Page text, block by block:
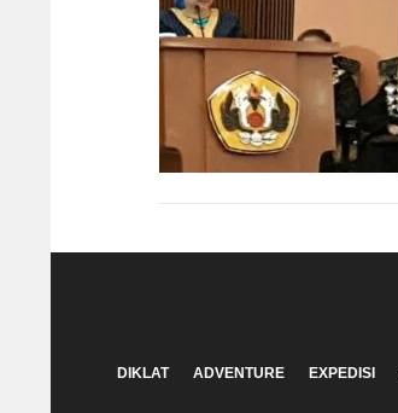
DIKLAT ADVENTURE EXPEDISI